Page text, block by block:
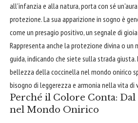
all'infanzia e alla natura, porta con sé
protezione. La sua apparizione in sogno è
come un presagio positivo, un segnale di
Rappresenta anche la protezione divina o un
guida, indicando che siete sulla strada
bellezza della coccinella nel mondo onirico
bisogno di leggerezza e armonia nella vita di
Perché il Colore Conta: Dal
nel Mondo Onirico